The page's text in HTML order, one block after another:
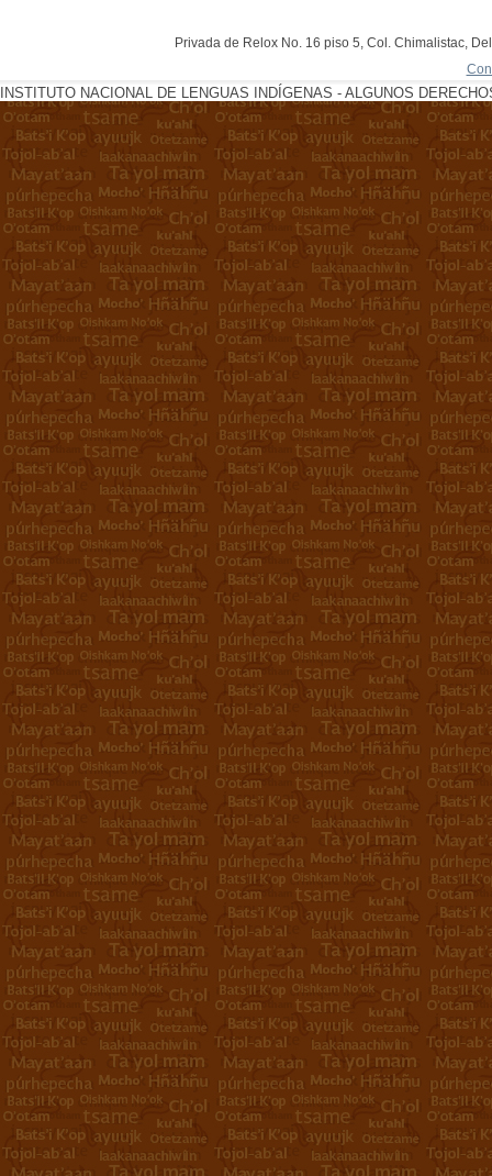
Privada de Relox No. 16 piso 5, Col. Chimalistac,
INSTITUTO NACIONAL DE LENGUAS INDÍGENAS - ALGUNOS